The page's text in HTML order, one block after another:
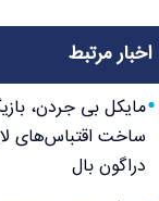
اخبار مرتبط
مایکل بی جردن،
ساخت اقتباس‌های
دراگون بال